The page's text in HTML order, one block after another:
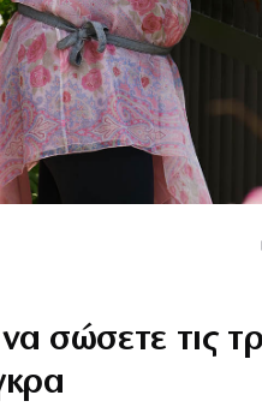
σώσετε τις